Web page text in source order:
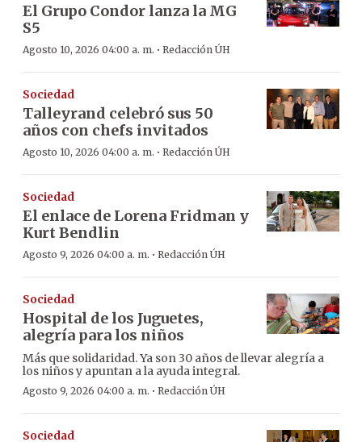
El Grupo Condor lanza la MG
S5
Agosto 10, 2026 04:00 a. m. · Redacción ÚH
Sociedad
Talleyrand celebró sus 50
años con chefs invitados
Agosto 10, 2026 04:00 a. m. · Redacción ÚH
Sociedad
El enlace de Lorena Fridman y
Kurt Bendlin
Agosto 9, 2026 04:00 a. m. · Redacción ÚH
Sociedad
Hospital de los Juguetes,
alegría para los niños
Más que solidaridad. Ya son 30 años de llevar alegría a
los niños y apuntan a la ayuda integral.
Agosto 9, 2026 04:00 a. m. · Redacción ÚH
Sociedad